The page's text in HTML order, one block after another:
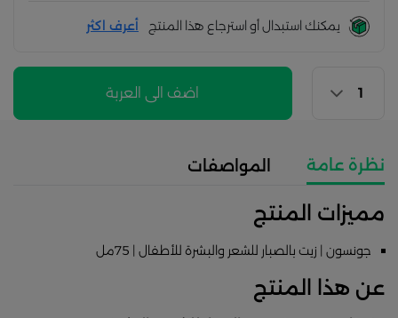
يمكنك استبدال أو استرجاع هذا المنتج أعرف اكثر
اضف الى العربة
نظرة عامة المواصفات
مميزات المنتج
جونسون | زيت بالصبار للشعر والبشرة للأطفال | 75مل
عن هذا المنتج